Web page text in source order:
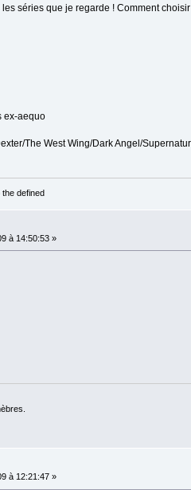
les séries que je regarde ! Comment
ex-aequo
The West Wing/Dark Angel/
defined
à 14:50:53 »
à 12:21:47 »